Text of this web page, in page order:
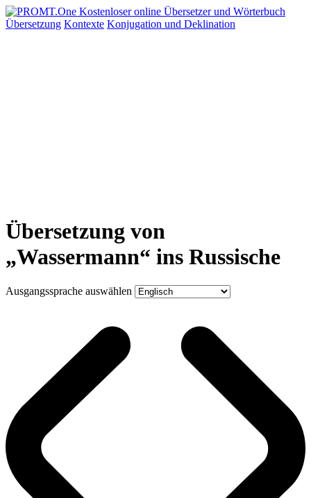
Übersetzung Kontexte Konjugation und Deklination
Übersetzung von
„Wassermann“ ins Russische
Ausgangssprache auswählen